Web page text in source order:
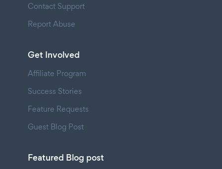
Contact Support
Report Abuse
Get Involved
Affiliate Program
Success Stories
Feature Requests
Guest Blog Post
Featured Blog post